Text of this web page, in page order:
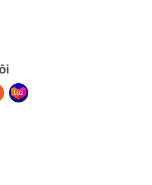
có lối sống bận rộn, từ làm
nhạc liên tục không lo hết
Mà Giữa Hai Thiết Bị
thời hai thiết bị, giúp bạn dễ